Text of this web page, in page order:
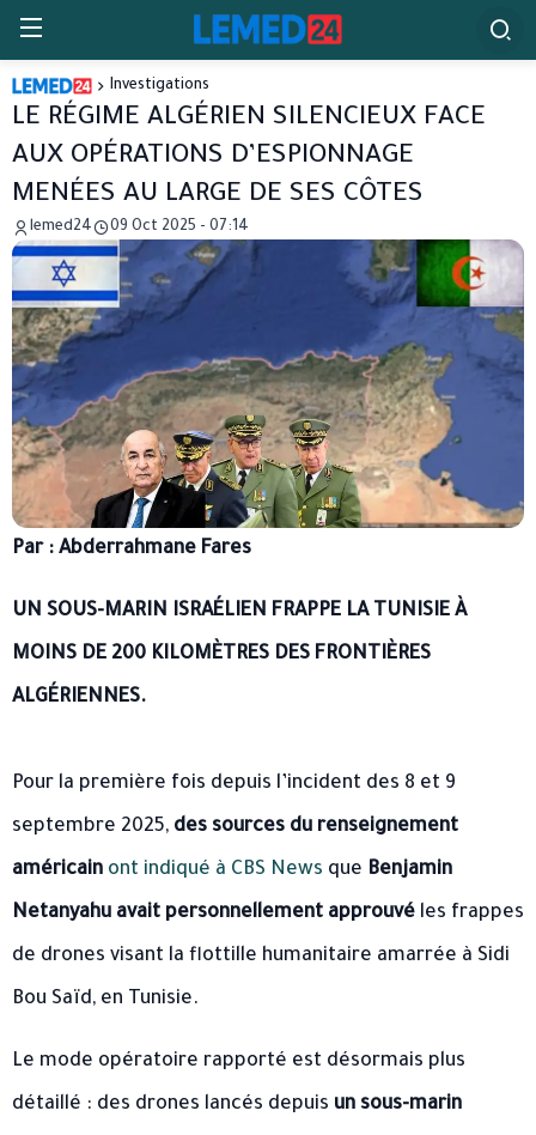
Investigations
LE RÉGIME ALGÉRIEN SILENCIEUX FACE
AUX OPÉRATIONS D’ESPIONNAGE
MENÉES AU LARGE DE SES CÔTES
lemed24 09 Oct 2025 - 07:14
Par : Abderrahmane Fares
UN SOUS-MARIN ISRAÉLIEN FRAPPE LA TUNISIE À
MOINS DE 200 KILOMÈTRES DES FRONTIÈRES
ALGÉRIENNES.
Pour la première fois depuis l’incident des 8 et 9
septembre 2025, des sources du renseignement
américain ont indiqué à CBS News que Benjamin
Netanyahu avait personnellement approuvé les frappes
de drones visant la flottille humanitaire amarrée à Sidi
Bou Saïd, en Tunisie.
Le mode opératoire rapporté est désormais plus
détaillé : des drones lancés depuis un sous-marin